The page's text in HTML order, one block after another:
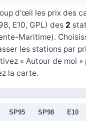
d'œil les prix des
E10, GPL) des 2
Maritime).
les stations par
« Autour de moi
la carte.
SP95 SP98 E10